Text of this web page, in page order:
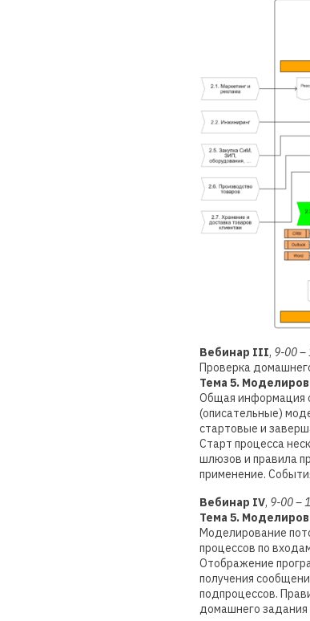
Вебинар III, 9-00 –
Проверка
Тема 5.
Общая информация
(описательные)
стартовые и
Старт процесса
шлюзов и правила
применение.
Вебинар IV, 9-00 –
Тема 5.
Моделирование
процессов по
Отображение
получения
подпроцессов.
домашнего задания